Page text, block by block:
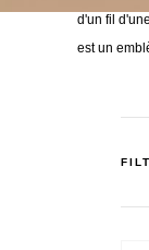
d'un fil
est un